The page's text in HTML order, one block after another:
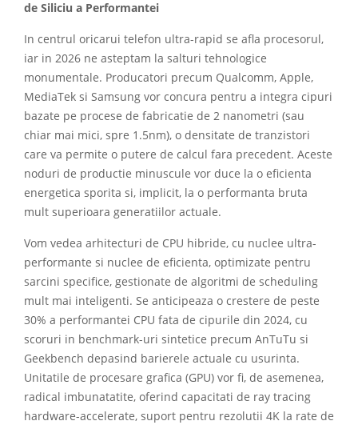
de Siliciu a Performantei
In centrul oricarui telefon ultra-rapid se afla procesorul,
iar in 2026 ne asteptam la salturi tehnologice
monumentale. Producatori precum Qualcomm, Apple,
MediaTek si Samsung vor concura pentru a integra cipuri
bazate pe procese de fabricatie de 2 nanometri (sau
chiar mai mici, spre 1.5nm), o densitate de tranzistori
care va permite o putere de calcul fara precedent. Aceste
noduri de productie minuscule vor duce la o eficienta
energetica sporita si, implicit, la o performanta bruta
mult superioara generatiilor actuale.
Vom vedea arhitecturi de CPU hibride, cu nuclee ultra-
performante si nuclee de eficienta, optimizate pentru
sarcini specifice, gestionate de algoritmi de scheduling
mult mai inteligenti. Se anticipeaza o crestere de peste
30% a performantei CPU fata de cipurile din 2024, cu
scoruri in benchmark-uri sintetice precum AnTuTu si
Geekbench depasind barierele actuale cu usurinta.
Unitatile de procesare grafica (GPU) vor fi, de asemenea,
radical imbunatatite, oferind capacitati de ray tracing
hardware-accelerate, suport pentru rezolutii 4K la rate de